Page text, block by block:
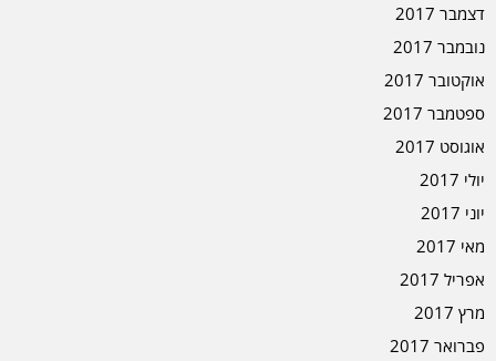
דצמבר 2017
נובמבר 2017
אוקטובר 2017
ספטמבר 2017
אוגוסט 2017
יולי 2017
יוני 2017
מאי 2017
אפריל 2017
מרץ 2017
פברואר 2017